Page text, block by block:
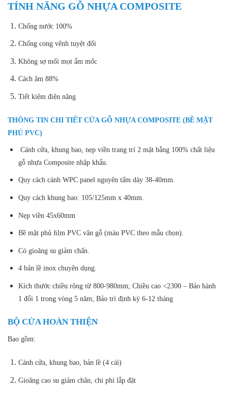
TÍNH NĂNG GỖ NHỰA COMPOSITE
Chống nước 100%
Chống cong vênh tuyệt đối
Không sợ mối mọt ẩm mốc
Cách âm 88%
Tiết kiệm điện năng
THÔNG TIN CHI TIẾT CỬA GỖ NHỰA COMPOSITE (BỀ MẶT
PHỦ PVC)
Cánh cửa, khung bao, nẹp viền trang trí 2 mặt bằng 100% chất liệu
gỗ nhựa Composite nhập khẩu.
Quy cách cánh WPC panel nguyên tấm dày 38-40mm.
Quy cách khung bao: 105/125mm x 40mm.
Nẹp viền 45x60mm
Bề mặt phủ ﬁlm PVC vân gỗ (màu PVC theo mẫu chọn).
Có gioăng su giảm chấn.
4 bản lề inox chuyên dụng.
Kích thước chiều rộng từ 800-980mm; Chiều cao <2300 – Bảo hành
1 đổi 1 trong vòng 5 năm; Bảo trì định kỳ 6-12 tháng
BỘ CỬA HOÀN THIỆN
Bao gồm:
Cánh cửa, khung bao, bản lề (4 cái)
Gioăng cao su giảm chân, chi phí lắp đặt